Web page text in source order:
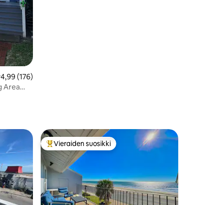
arvio 4,99/5, 176 arvostelua
4,99 (176)
Area
Vieraiden suosikkien parhaimmistoa
Vieraiden suosikki